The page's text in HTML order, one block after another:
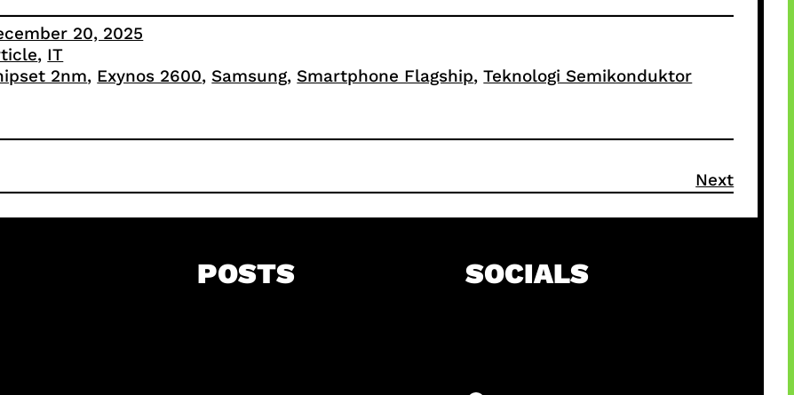
20, 2025
, IT
2nm, Exynos 2600, Samsung, Smartphone Flagship, Teknologi Semikonduktor
Next
POSTS SOCIALS